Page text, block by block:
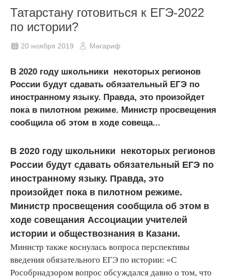
Татарстану готовиться к ЕГЭ-2022
по истории?
20 ноября 2019 Мәгариф
В 2020 году школьники некоторых регионов
России будут сдавать обязательный ЕГЭ по
иностранному языку. Правда, это произойдет
пока в пилотном режиме. Министр просвещения
сообщила об этом в ходе совеща...
В 2020 году школьники некоторых регионов
России будут сдавать обязательный ЕГЭ по
иностранному языку. Правда, это
произойдет пока в пилотном режиме.
Министр просвещения сообщила об этом в
ходе совещания Ассоциации учителей
истории и обществознания в Казани.
Министр также коснулась вопроса перспективы
введения обязательного ЕГЭ по истории: «С
Рособрнадзором вопрос обсуждался давно о том, что